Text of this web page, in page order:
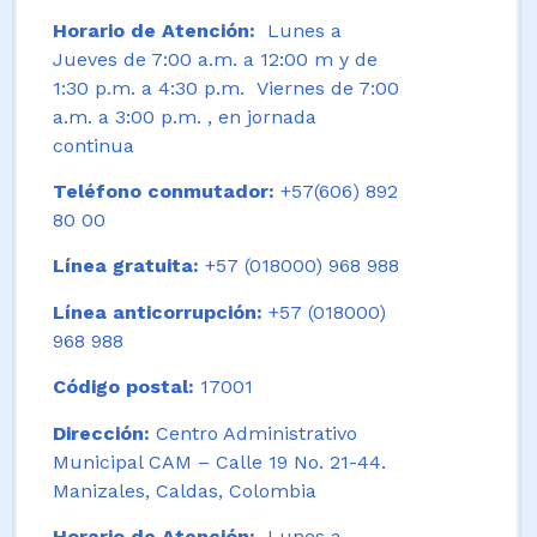
Horario de Atención:
Lunes a
Jueves de 7:00 a.m. a 12:00 m y de
1:30 p.m. a 4:30 p.m. Viernes de 7:00
a.m. a 3:00 p.m. , en jornada
continua
Teléfono conmutador: +57(606) 892
80 00
Línea gratuita: +57 (018000) 968 988
Línea anticorrupción: +57 (018000)
968 988
Código postal: 17001
Dirección: Centro Administrativo
Municipal CAM – Calle 19 No. 21-44.
Manizales, Caldas, Colombia